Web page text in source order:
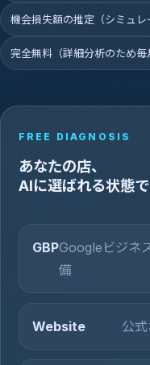
機会損失額の推定（シミュレ
完全無料（詳細分析のため毎
FREE DIAGNOSIS
あなたの店、
AIに選ばれる状態
GBPGoogleビジネ
備
Website 公